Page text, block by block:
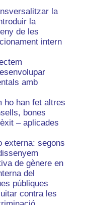
la
la
de les
intern
amb
ho han fet altres
bones
– aplicades
externa: segons
de gènere en
del
públiques
contra les